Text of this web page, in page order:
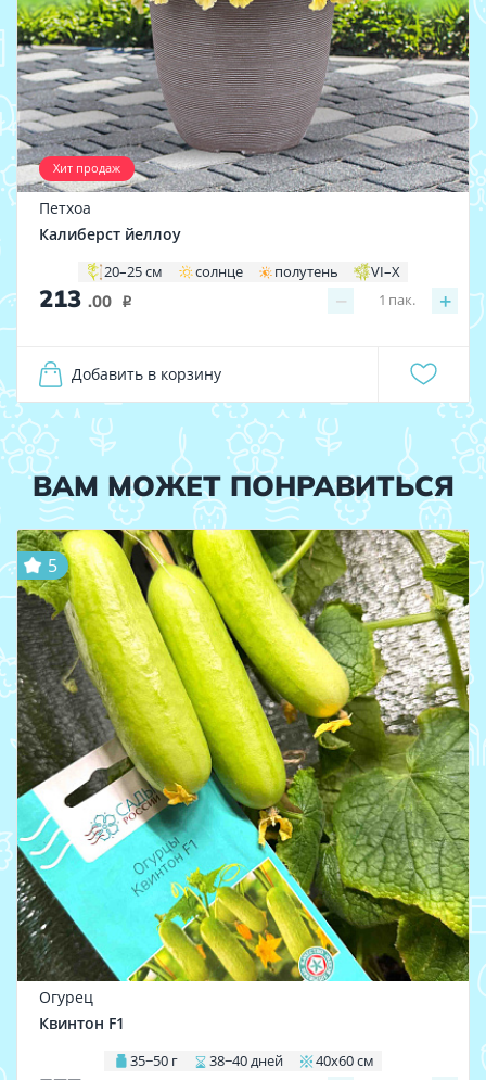
Хит продаж
Петхоа
Калиберст йеллоу
20–25 см солнце полутень VI–X
213 .00 i − +
1 пак.
Добавить в корзину
ВАМ МОЖЕТ ПОНРАВИТЬСЯ
5
Огурец
Квинтон F1
35−50 г 38−40 дней 40х60 см